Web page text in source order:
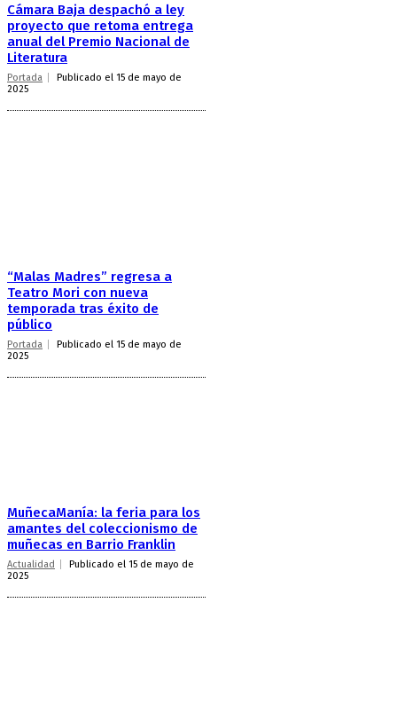
Cámara Baja despachó a ley
proyecto que retoma entrega
anual del Premio Nacional de
Literatura
Portada
Publicado el 15 de mayo de
2025
“Malas Madres” regresa a
Teatro Mori con nueva
temporada tras éxito de
público
Portada
Publicado el 15 de mayo de
2025
MuñecaManía: la feria para los
amantes del coleccionismo de
muñecas en Barrio Franklin
Actualidad
Publicado el 15 de mayo de
2025